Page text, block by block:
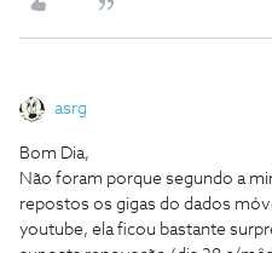
asrg
Bom Dia,
Não foram porque segundo a
repostos os gigas do dados
youtube, ela ficou bastante